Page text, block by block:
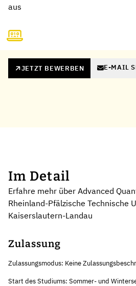
aus
JETZT BEWERBEN E-MAIL
Im Detail
Erfahre mehr über Advanced
Rheinland-Pfälzische Technische
Kaiserslautern-Landau
Zulassung
Zulassungsmodus: Keine
Start des Studiums: Sommer- und